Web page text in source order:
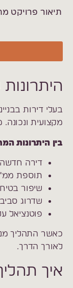
בעלי דירות
מקצועית
בין היתרונות
דירה חדשה
תוספת
שיפור
שדרוג
פוטנציאל
כאשר התהליך
לאורך הדרך.
איך